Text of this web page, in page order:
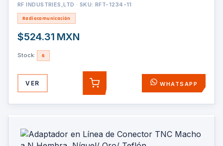
RF INDUSTRIES,LTD · SKU: RFT-1234-11
Radiocomunicación
$524.31 MXN
Stock: 6
VER AGREGAR WHATSAPP